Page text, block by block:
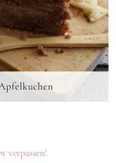
verpassen!